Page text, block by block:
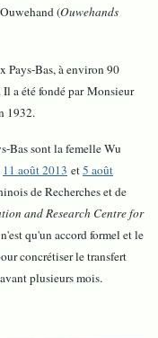
(Ouwehands
Pays-Bas, à environ 90
a été fondé par Monsieur
1932.
Bas sont la femelle Wu
11 août 2013 et5 août
de Recherches et de
and Research Centre for
qu'un accord formel et le
concrétiser le transfert
plusieurs mois.